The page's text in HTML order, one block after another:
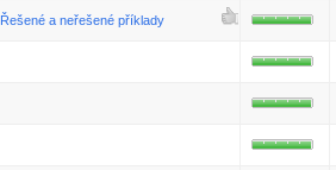
a neřešené příklady